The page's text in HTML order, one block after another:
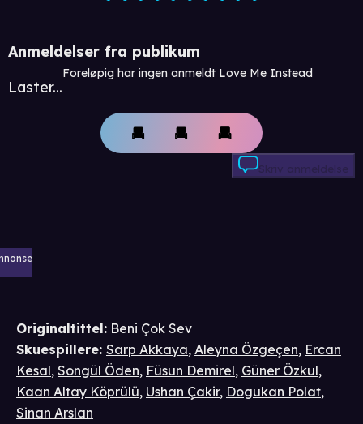
Anmeldelser fra publikum
Laster...
Foreløpig har ingen anmeldt Love Me Instead
Skriv anmeldelse
Originaltittel: Beni Çok Sev
Skuespillere: Sarp Akkaya, Aleyna Özgeçen, Ercan
Kesal, Songül Öden, Füsun Demirel, Güner Özkul,
Kaan Altay Köprülü, Ushan Çakir, Dogukan Polat,
Sinan Arslan